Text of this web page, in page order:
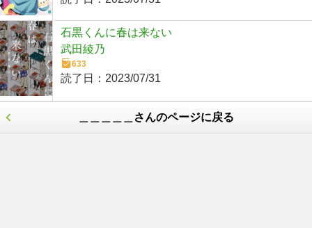
石黒くんに春は来ない
武田綾乃
633
読了日： 2023/07/31
＿＿＿＿＿さんのページに戻る